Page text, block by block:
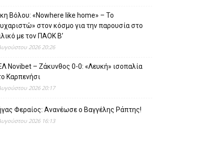
Βόλου: «Nowhere like home» – Το
στον κόσμο για την παρουσία στο
με τον ΠΑΟΚ Β’
2026 20:26
Novibet – Ζάκυνθος 0-0: «Λευκή» ισοπαλία
Καρπενήσι
2026 20:17
Φεραίος: Ανανέωσε ο Βαγγέλης Ράπτης!
2026 16:13